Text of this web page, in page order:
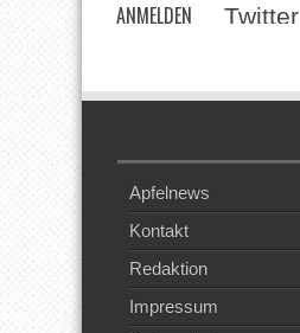
ANMELDEN Twitter
Apfelnews
Kontakt
Redaktion
Impressum